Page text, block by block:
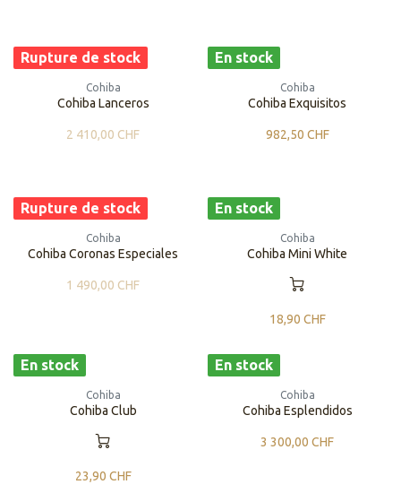
Rupture de stock
Cohiba
Cohiba Lanceros
2 410,00 CHF
En stock
Cohiba
Cohiba Exquisitos
982,50 CHF
Rupture de stock
Cohiba
Cohiba Coronas Especiales
1 490,00 CHF
En stock
Cohiba
Cohiba Mini White
18,90 CHF
En stock
Cohiba
Cohiba Club
23,90 CHF
En stock
Cohiba
Cohiba Esplendidos
3 300,00 CHF